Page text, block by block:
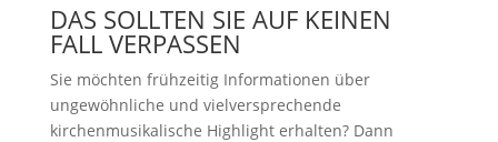
DAS SOLLTEN SIE AUF KEINEN
FALL VERPASSEN
Sie möchten frühzeitig Informationen über
ungewöhnliche und vielversprechende
kirchenmusikalische Highlight erhalten? Dann